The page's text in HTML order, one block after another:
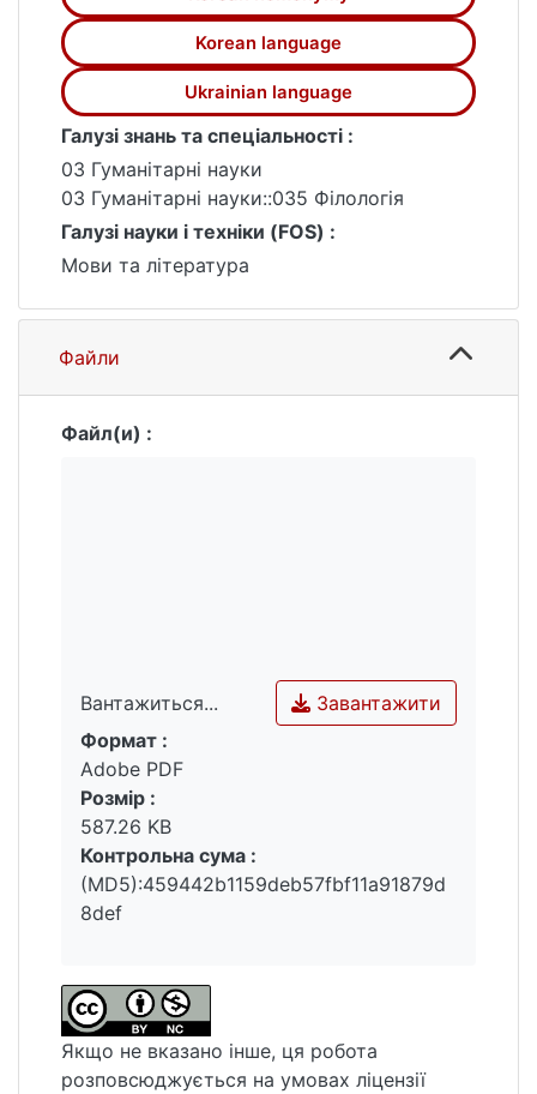
та прикметникових.
Наукова новизна полягає у важливості
вивчення та дослідження особливостей
перекладу корейських омонімів.
Korean language
Ukrainian language
Галузі знань та спеціальності :
03 Гуманітарні науки
03 Гуманітарні науки::035 Філологія
Галузі науки і техніки (FOS) :
Мови та література
Файли
Файл(и) :
Вантажиться...
Вантажиться...
Завантажити
Формат :
Adobe PDF
Розмір :
587.26 KB
Контрольна сума :
(MD5):459442b1159deb57fbf11a91879d
8def
Якщо не вказано інше, ця робота
розповсюджується на умовах ліцензії